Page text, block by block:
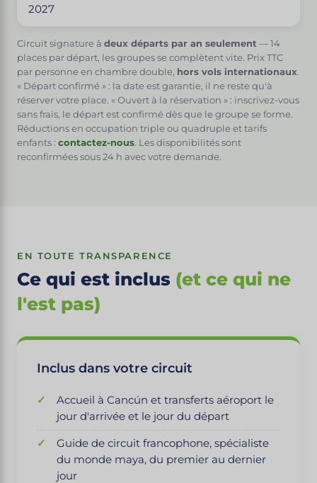
2027
Circuit signature à deux départs par an seulement — 14
places par départ, les groupes se complètent vite. Prix TTC
par personne en chambre double, hors vols internationaux.
« Départ confirmé » : la date est garantie, il ne reste qu'à
réserver votre place. « Ouvert à la réservation » : inscrivez-vous
sans frais, le départ est confirmé dès que le groupe se forme.
Réductions en occupation triple ou quadruple et tarifs
enfants : contactez-nous. Les disponibilités sont
reconfirmées sous 24 h avec votre demande.
EN TOUTE TRANSPARENCE
Ce qui est inclus (et ce qui ne
l'est pas)
Inclus dans votre circuit
Accueil à Cancún et transferts aéroport le
jour d'arrivée et le jour du départ
Guide de circuit francophone, spécialiste
du monde maya, du premier au dernier
jour